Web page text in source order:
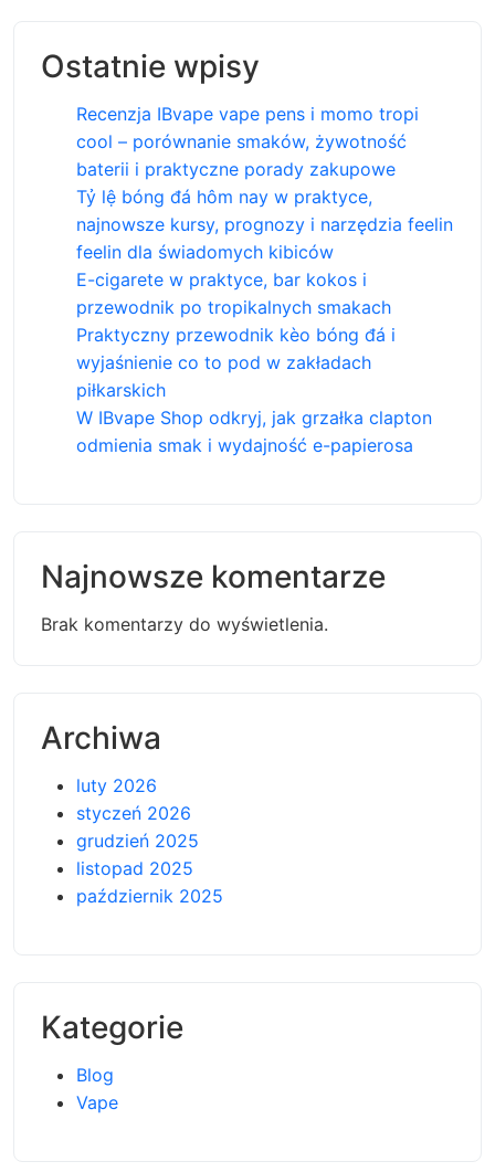
Ostatnie wpisy
Recenzja IBvape vape pens i momo tropi
cool – porównanie smaków, żywotność
baterii i praktyczne porady zakupowe
Tỷ lệ bóng đá hôm nay w praktyce,
najnowsze kursy, prognozy i narzędzia feelin
feelin dla świadomych kibiców
E-cigarete w praktyce, bar kokos i
przewodnik po tropikalnych smakach
Praktyczny przewodnik kèo bóng đá i
wyjaśnienie co to pod w zakładach
piłkarskich
W IBvape Shop odkryj, jak grzałka clapton
odmienia smak i wydajność e-papierosa
Najnowsze komentarze
Brak komentarzy do wyświetlenia.
Archiwa
luty 2026
styczeń 2026
grudzień 2025
listopad 2025
październik 2025
Kategorie
Blog
Vape